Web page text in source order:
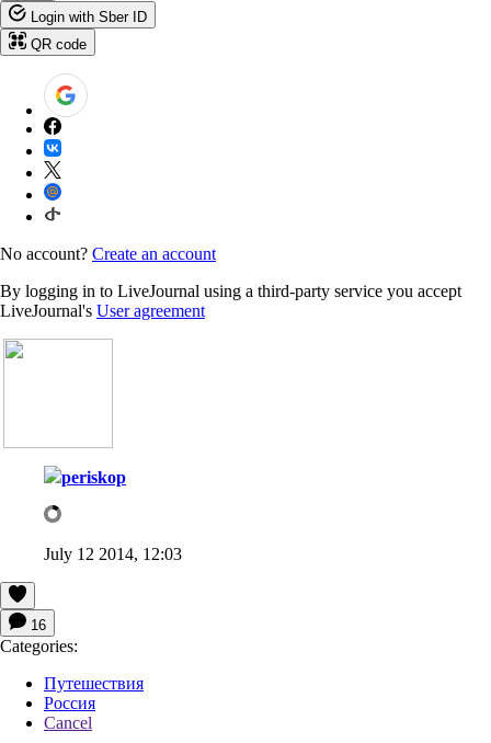
Login with Sber ID
QR code
No account? Create an account
By logging in to LiveJournal using a third-party service you accept
LiveJournal's User agreement
periskop
July 12 2014, 12:03
16
Categories:
Путешествия
Россия
Cancel